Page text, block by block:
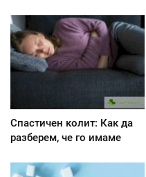
Спастичен колит: Как да
разберем, че го имаме